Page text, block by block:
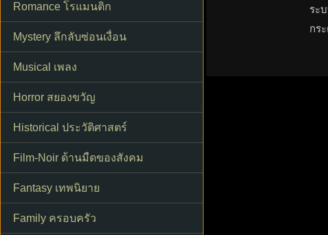
Romance โรแมนติก
Mystery ลึกลับซ่อนเงื่อน
Musical เพลง
Horror สยองขวัญ
Historical ประวัติศาสตร์
Film-Noir ด้านมืดของสังคม
Fantasy เทพนิยาย
Family ครอบครัว
ระ
กร